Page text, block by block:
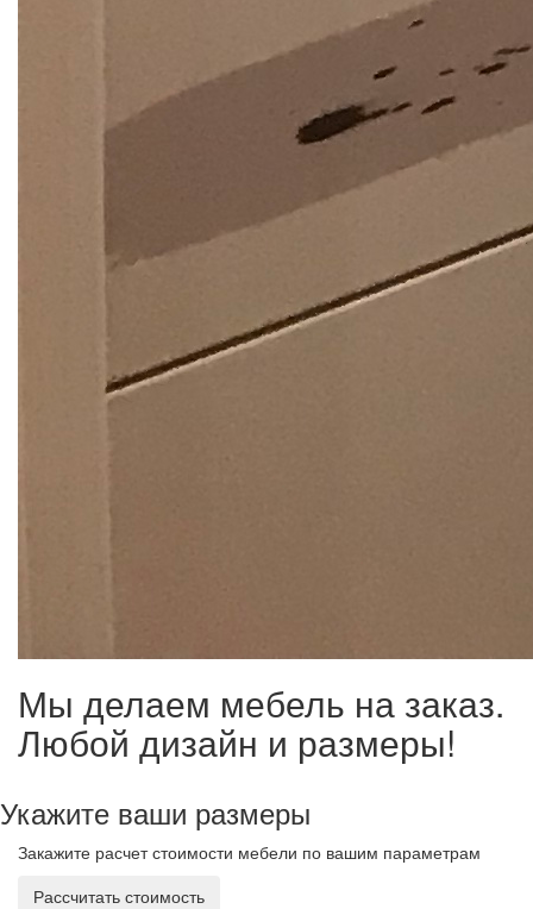
Мы делаем мебель на заказ.
Любой дизайн и размеры!
Укажите ваши размеры
Закажите расчет стоимости мебели по вашим параметрам
Рассчитать стоимость